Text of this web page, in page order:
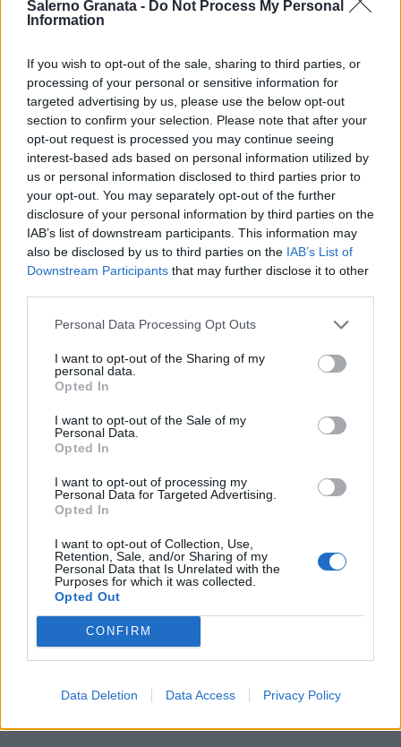
Salerno Granata - Do Not Process My Personal
Information
If you wish to opt-out of the sale, sharing to third parties, or
processing of your personal or sensitive information for
targeted advertising by us, please use the below opt-out
section to confirm your selection. Please note that after your
opt-out request is processed you may continue seeing
interest-based ads based on personal information utilized by
us or personal information disclosed to third parties prior to
your opt-out. You may separately opt-out of the further
disclosure of your personal information by third parties on the
IAB’s list of downstream participants. This information may
also be disclosed by us to third parties on the IAB’s List of
Downstream Participants that may further disclose it to other
Personal Data Processing Opt Outs
I want to opt-out of the Sharing of my
personal data.
Opted In
I want to opt-out of the Sale of my
Personal Data.
Opted In
I want to opt-out of processing my
Personal Data for Targeted Advertising.
Opted In
I want to opt-out of Collection, Use,
Retention, Sale, and/or Sharing of my
Personal Data that Is Unrelated with the
Purposes for which it was collected.
Opted Out
CONFIRM
Data Deletion Data Access Privacy Policy